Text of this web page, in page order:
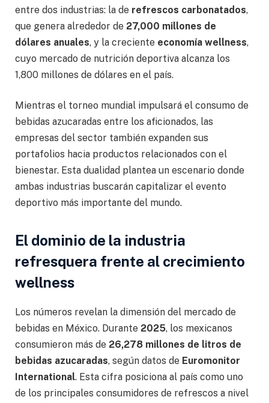
entre dos industrias: la de refrescos carbonatados,
que genera alrededor de 27,000 millones de
dólares anuales, y la creciente economía wellness,
cuyo mercado de nutrición deportiva alcanza los
1,800 millones de dólares en el país.
Mientras el torneo mundial impulsará el consumo de
bebidas azucaradas entre los aficionados, las
empresas del sector también expanden sus
portafolios hacia productos relacionados con el
bienestar. Esta dualidad plantea un escenario donde
ambas industrias buscarán capitalizar el evento
deportivo más importante del mundo.
El dominio de la industria
refresquera frente al crecimiento
wellness
Los números revelan la dimensión del mercado de
bebidas en México. Durante 2025, los mexicanos
consumieron más de 26,278 millones de litros de
bebidas azucaradas, según datos de Euromonitor
International. Esta cifra posiciona al país como uno
de los principales consumidores de refrescos a nivel